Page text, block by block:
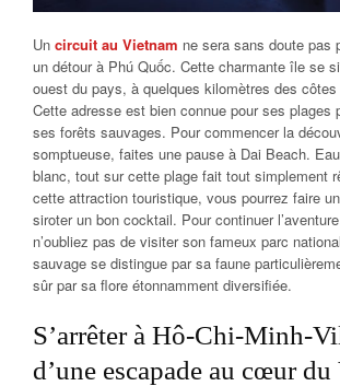
Un circuit au Vietnam ne sera sans doute pas
un détour à Phú Quốc. Cette charmante île se
ouest du pays, à quelques kilomètres des
Cette adresse est bien connue pour ses plages
ses forêts sauvages. Pour commencer la
somptueuse, faites une pause à Dai Beach.
blanc, tout sur cette plage fait tout simplement
cette attraction touristique, vous pourrez faire
siroter un bon cocktail. Pour continuer
n’oubliez pas de visiter son fameux parc
sauvage se distingue par sa faune
sûr par sa flore étonnamment diversifiée.
S’arrêter à Hô-Chi-Minh-
d’une escapade au cœur